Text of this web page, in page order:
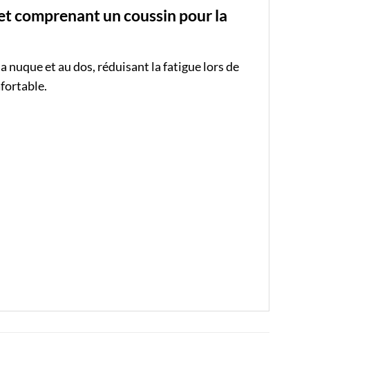
comprenant un coussin pour la
et au dos, réduisant la fatigue lors de